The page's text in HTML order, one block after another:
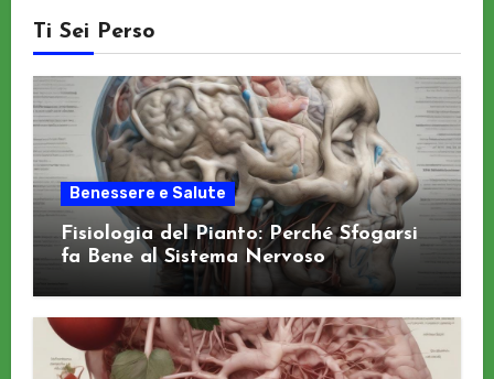
Ti Sei Perso
Benessere e Salute
Fisiologia del Pianto: Perché Sfogarsi
fa Bene al Sistema Nervoso